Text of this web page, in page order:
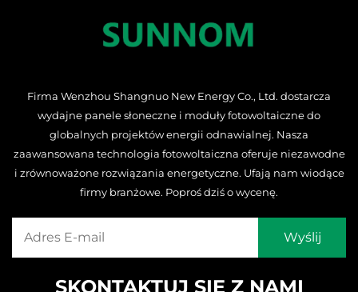
Firma Wenzhou Shangnuo New Energy Co., Ltd. dostarcza
wydajne panele słoneczne i moduły fotowoltaiczne do
globalnych projektów energii odnawialnej. Nasza
zaawansowana technologia fotowoltaiczna oferuje niezawodne
i zrównoważone rozwiązania energetyczne. Ufają nam wiodące
firmy branżowe. Poproś dziś o wycenę.
SKONTAKTUJ SIĘ Z NAMI